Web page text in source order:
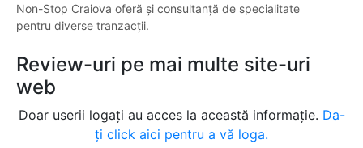
Non-Stop Craiova oferă și consultanță de specialitate
pentru diverse tranzacții.
Review-uri pe mai multe site-uri
web
Doar userii logați au acces la această informație. Da-
ți click aici pentru a vă loga.